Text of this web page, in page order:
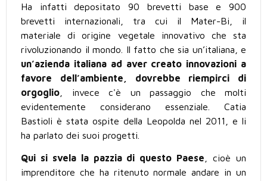
Ha infatti depositato 90 brevetti base e 900
brevetti internazionali, tra cui il Mater-Bi, il
materiale di origine vegetale innovativo che sta
rivoluzionando il mondo. Il fatto che sia un’italiana, e
un’azienda italiana ad aver creato innovazioni a
favore dell’ambiente, dovrebbe riempirci di
orgoglio , invece c'è un passaggio che molti
evidentemente considerano essenziale. Catia
Bastioli è stata ospite della Leopolda nel 2011, e li
ha parlato dei suoi progetti.
Qui si svela la pazzia di questo Paese , cioè un
imprenditore che ha ritenuto normale andare in un